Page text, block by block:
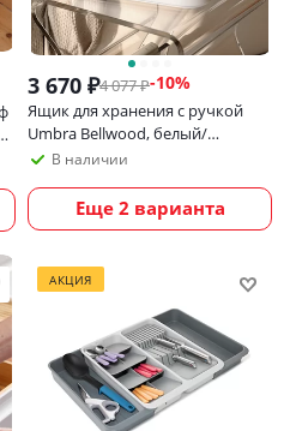
3 670 ₽4 077₽-10%
Ящик для хранения с ручкой
Umbra Bellwood, белый/
натуральное дерево
В наличии
Еще 2 варианта
АКЦИЯ